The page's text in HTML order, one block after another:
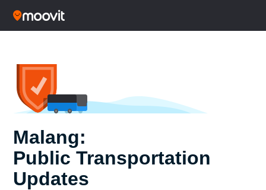
Malang:
Public Transportation
Updates